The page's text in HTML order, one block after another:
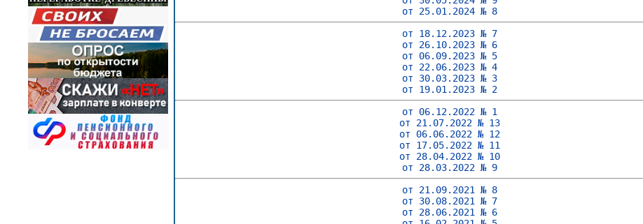
от 25.01.2024 № 8
от 18.12.2023 № 7
от 26.10.2023 № 6
от 06.09.2023 № 5
от 22.06.2023 № 4
от 30.03.2023 № 3
от 19.01.2023 № 2
от 06.12.2022 № 1
от 21.07.2022 № 13
от 06.06.2022 № 12
от 17.05.2022 № 11
от 28.04.2022 № 10
от 28.03.2022 № 9
от 21.09.2021 № 8
от 30.08.2021 № 7
от 28.06.2021 № 6